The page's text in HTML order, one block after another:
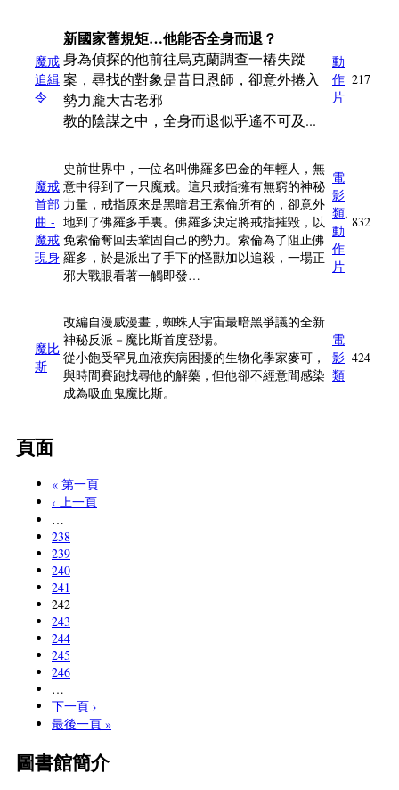
魔戒
追緝
令
新國家舊規矩…他能否全身而退？
身為偵探的他前往烏克蘭調查一樁失蹤
案，尋找的對象是昔日恩師，卻意外捲入
勢力龐大古老邪
教的陰謀之中，全身而退似乎遙不可及...
動
作
片
217
魔戒
首部
曲 -
魔戒
現身
史前世界中，一位名叫佛羅多巴金的年輕人，無
意中得到了一只魔戒。這只戒指擁有無窮的神秘
力量，戒指原來是黑暗君王索倫所有的，卻意外
地到了佛羅多手裏。佛羅多決定將戒指摧毀，以
免索倫奪回去鞏固自己的勢力。索倫為了阻止佛
羅多，於是派出了手下的怪獸加以追殺，一場正
邪大戰眼看著一觸即發…
電
影
類,
動
作
片
832
魔比
斯
改編自漫威漫畫，蜘蛛人宇宙最暗黑爭議的全新
神秘反派－魔比斯首度登場。
從小飽受罕見血液疾病困擾的生物化學家麥可，
與時間賽跑找尋他的解藥，但他卻不經意間感染
成為吸血鬼魔比斯。
電
影
類
424
頁面
« 第一頁
‹ 上一頁
…
238
239
240
241
242
243
244
245
246
…
下一頁 ›
最後一頁 »
圖書館簡介